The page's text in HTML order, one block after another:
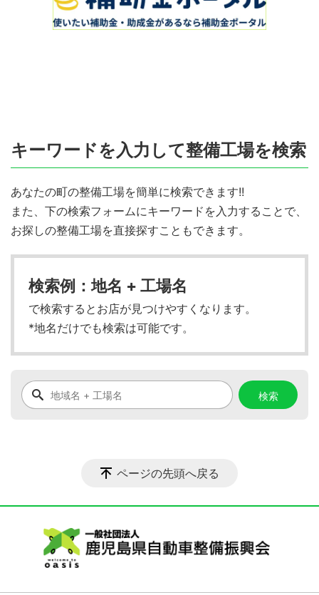
キーワードを入力して整備工場を検索
あなたの町の整備工場を簡単に検索できます!!
また、下の検索フォームにキーワードを入力することで、
お探しの整備工場を直接探すこともできます。
検索例：地名 + 工場名
で検索するとお店が見つけやすくなります。
*地名だけでも検索は可能です。
ページの先頭へ戻る